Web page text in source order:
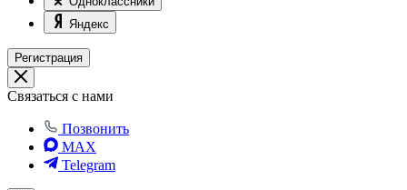
Яндекс
Регистрация
Связаться с нами
Позвонить
MAX
Telegram